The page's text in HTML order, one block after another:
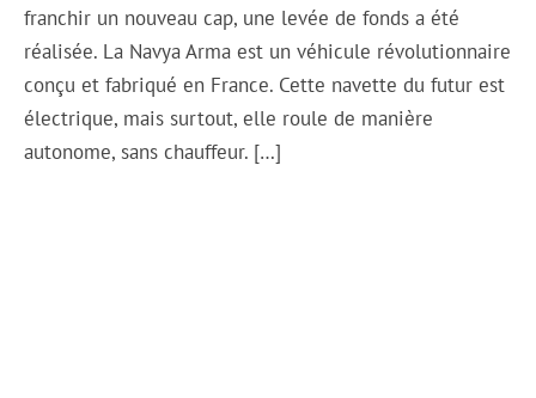
franchir un nouveau cap, une levée de fonds a été
réalisée. La Navya Arma est un véhicule révolutionnaire
conçu et fabriqué en France. Cette navette du futur est
électrique, mais surtout, elle roule de manière
autonome, sans chauffeur. […]